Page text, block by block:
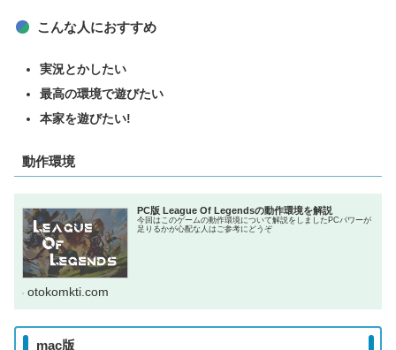
こんな人におすすめ
実況とかしたい
最高の環境で遊びたい
本家を遊びたい!
動作環境
PC版 League Of Legendsの動作環境を解説
今回はこのゲームの動作環境について解説をしましたPCパワーが
足りるかが心配な人はご参考にどうぞ
otokomkti.com
mac版